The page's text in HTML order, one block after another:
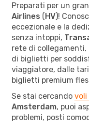
Preparati per un
Airlines (HV)!
eccezionale e la
senza intoppi,
rete di collegamenti,
di biglietti per
viaggiatore, dalle
biglietti premium
Se stai cercando voli
Amsterdam, puoi
problemi, posti